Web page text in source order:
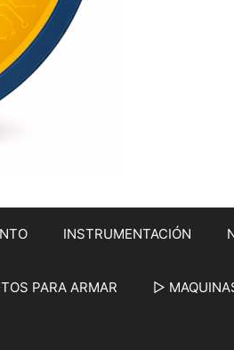
INSTRUMENTACIÓN
PARA ARMAR ▷